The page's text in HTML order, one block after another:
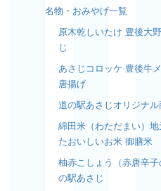
名物・おみやげ一覧
原木乾しいたけ 豊後大
じ
あさじコロッケ 豊後牛
唐揚げ
道の駅あさじオリジナ
綿田米（わただまい）
たおいしいお米 御膳米
柚赤こしょう（赤唐辛
の駅あさじ